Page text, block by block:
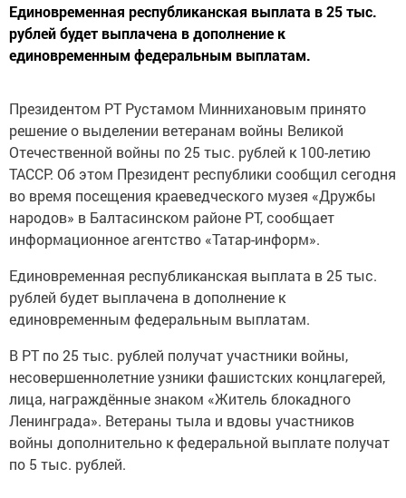
Единовременная республиканская выплата в 25 тыс.
рублей будет выплачена в дополнение к
единовременным федеральным выплатам.
Президентом РТ Рустамом Миннихановым принято
решение о выделении ветеранам войны Великой
Отечественной войны по 25 тыс. рублей к 100-летию
ТАССР. Об этом Президент республики сообщил сегодня
во время посещения краеведческого музея «Дружбы
народов» в Балтасинском районе РТ, сообщает
информационное агентство «Татар-информ».
Единовременная республиканская выплата в 25 тыс.
рублей будет выплачена в дополнение к
единовременным федеральным выплатам.
В РТ по 25 тыс. рублей получат участники войны,
несовершеннолетние узники фашистских концлагерей,
лица, награждённые знаком «Житель блокадного
Ленинграда». Ветераны тыла и вдовы участников
войны дополнительно к федеральной выплате получат
по 5 тыс. рублей.